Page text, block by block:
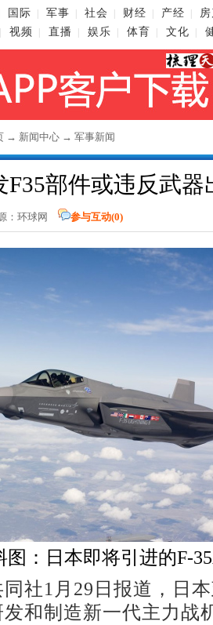
国际 军事 社会 财经 产经
视频 直播 娱乐 体育 文化
→ 新闻中心 → 军事新闻
F35部件或违反武
：环球网 参与互动(0)
图：日本即将引进的F-
1月29日报道，日本
和制造新一代主力战